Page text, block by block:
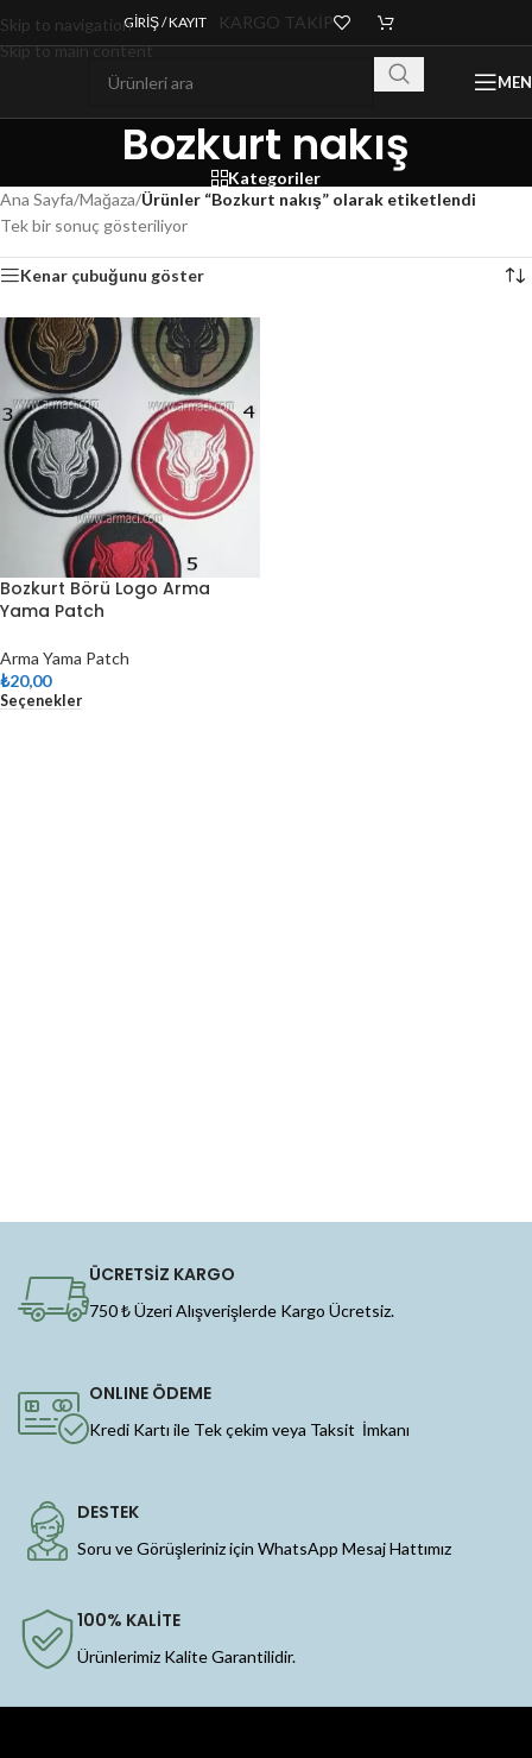
Skip to navigation
Skip to main content
GIRIŞ / KAYIT KARGO TAKİP
Bozkurt nakış
Kategoriler
Ana Sayfa/Mağaza/Ürünler “Bozkurt nakış” olarak etiketlendi
Tek bir sonuç gösteriliyor
Kenar çubuğunu göster
Bozkurt Börü Logo Arma
Yama Patch
Arma Yama Patch
₺20,00
Seçenekler
ÜCRETSİZ KARGO
750 ₺ Üzeri Alışverişlerde Kargo Ücretsiz.
ONLINE ÖDEME
Kredi Kartı ile Tek çekim veya Taksit İmkanı
DESTEK
Soru ve Görüşleriniz için WhatsApp Mesaj Hattımız
100% KALİTE
Ürünlerimiz Kalite Garantilidir.